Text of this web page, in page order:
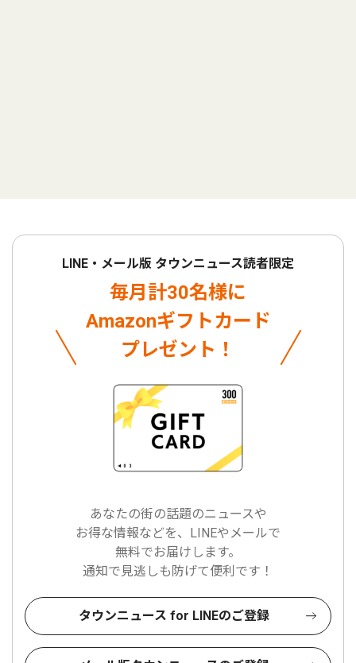
LINE・メール版 タウンニュース読者限定
毎月計30名様に
Amazonギフトカード
プレゼント！
あなたの街の話題のニュースや
お得な情報などを、LINEやメールで
無料でお届けします。
通知で見逃しも防げて便利です！
タウンニュース for LINEのご登録